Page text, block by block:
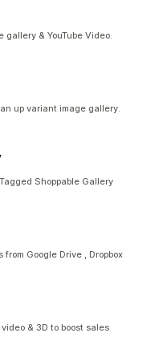
gallery & YouTube Video.
up variant image gallery.
Shoppable Gallery
Google Drive , Dropbox
& 3D to boost sales